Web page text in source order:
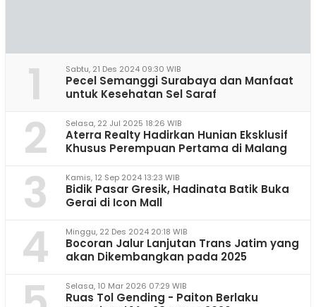
1 Sabtu, 21 Des 2024 09:30 WIB
Pecel Semanggi Surabaya dan Manfaat
untuk Kesehatan Sel Saraf
2 Selasa, 22 Jul 2025 18:26 WIB
Aterra Realty Hadirkan Hunian Eksklusif
Khusus Perempuan Pertama di Malang
3 Kamis, 12 Sep 2024 13:23 WIB
Bidik Pasar Gresik, Hadinata Batik Buka
Gerai di Icon Mall
4 Minggu, 22 Des 2024 20:18 WIB
Bocoran Jalur Lanjutan Trans Jatim yang
akan Dikembangkan pada 2025
Selasa, 10 Mar 2026 07:29 WIB
Ruas Tol Gending - Paiton Berlaku